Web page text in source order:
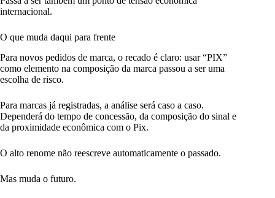
internacional.
O que muda daqui para frente
Para novos pedidos de marca, o recado é claro: usar “PIX”
como elemento na composição da marca passou a ser uma
escolha de risco.
Para marcas já registradas, a análise será caso a caso.
Dependerá do tempo de concessão, da composição do sinal e
da proximidade econômica com o Pix.
O alto renome não reescreve automaticamente o passado.
Mas muda o futuro.